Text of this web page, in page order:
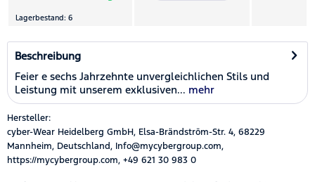
Lagerbestand: 6
Beschreibung
Feier e sechs Jahrzehnte unvergleichlichen Stils und
Leistung mit unserem exklusiven... mehr
Hersteller:
cyber-Wear Heidelberg GmbH, Elsa-Brändström-Str. 4, 68229
Mannheim, Deutschland, Info@mycybergroup.com,
https://mycybergroup.com, +49 621 30 983 0